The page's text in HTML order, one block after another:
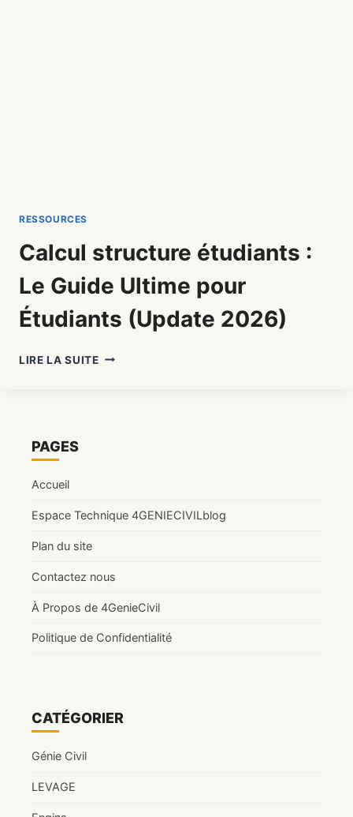
RESSOURCES
Calcul structure étudiants :
Le Guide Ultime pour
Étudiants (Update 2026)
LIRE LA SUITECALCUL
2026)
CATÉGORIER
Génie Civil
LEVAGE
PAGES
Accueil
Espace Technique 4GENIECIVILblog
Plan du site
Contactez nous
À Propos de 4GenieCivil
Politique de Confidentialité